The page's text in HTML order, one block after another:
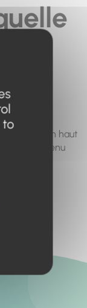
à
en haut
le contenu
to